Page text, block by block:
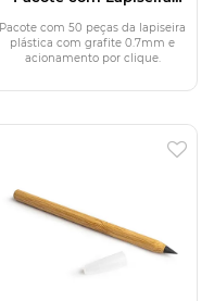
Pacote com 50 peças da lapiseira
plástica com grafite 0.7mm e
acionamento por clique.